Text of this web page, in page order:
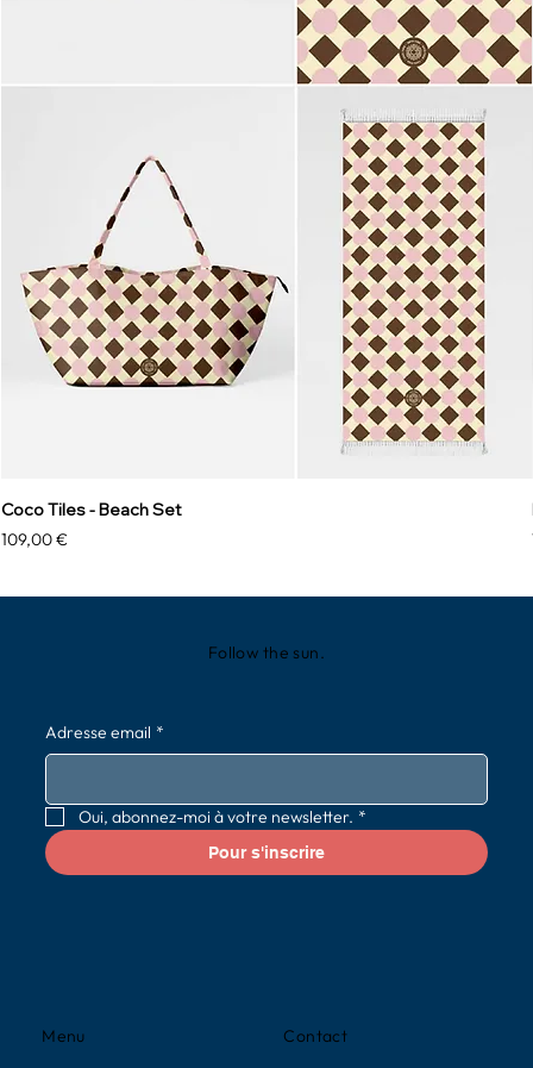
Coco Tiles - Beach Set
Prix
109,00 €
Contact
Menu
Follow the sun.
Adresse email *
Oui, abonnez-moi à votre newsletter. *
Pour s'inscrire